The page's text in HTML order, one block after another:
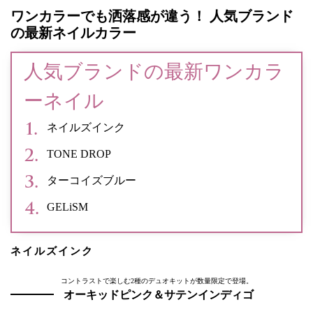
ワンカラーでも洒落感が違う！ 人気ブランド
の最新ネイルカラー
人気ブランドの最新ワンカラ
ーネイル
ネイルズインク
TONE DROP
ターコイズブルー
GELiSM
ネイルズインク
コントラストで楽しむ2種のデュオキットが数量限定で登場。
オーキッドピンク＆サテンインディゴ